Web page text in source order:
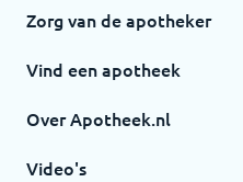
Zorg van de apotheker
Vind een apotheek
Over Apotheek.nl
Video's